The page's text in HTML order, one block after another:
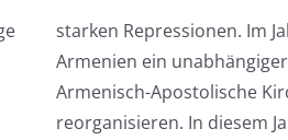
starken Repressionen. Im
Armenien ein
Armenisch-Apostolische
reorganisieren. In diesem